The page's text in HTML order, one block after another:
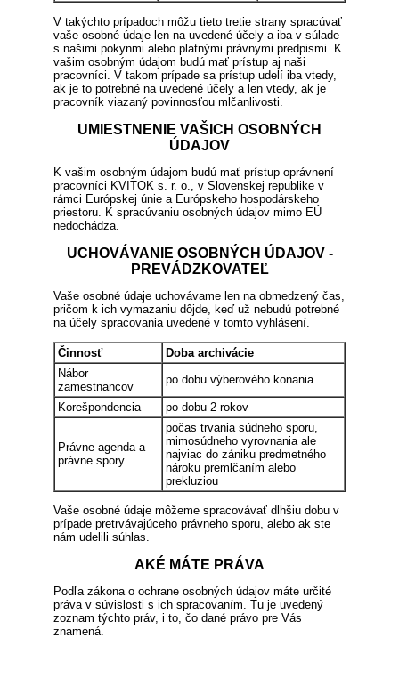
V takýchto prípadoch môžu tieto tretie strany spracúvať
vaše osobné údaje len na uvedené účely a iba v súlade
s našimi pokynmi alebo platnými právnymi predpismi. K
vašim osobným údajom budú mať prístup aj naši
pracovníci. V takom prípade sa prístup udelí iba vtedy,
ak je to potrebné na uvedené účely a len vtedy, ak je
pracovník viazaný povinnosťou mlčanlivosti.
UMIESTNENIE VAŠICH OSOBNÝCH
ÚDAJOV
K vašim osobným údajom budú mať prístup oprávnení
pracovníci KVITOK s. r. o., v Slovenskej republike v
rámci Európskej únie a Európskeho hospodárskeho
priestoru. K spracúvaniu osobných údajov mimo EÚ
nedochádza.
UCHOVÁVANIE OSOBNÝCH ÚDAJOV -
PREVÁDZKOVATEĽ
Vaše osobné údaje uchovávame len na obmedzený čas,
pričom k ich vymazaniu dôjde, keď už nebudú potrebné
na účely spracovania uvedené v tomto vyhlásení.
Činnosť
Doba archivácie
Nábor
zamestnancov
po dobu výberového konania
Korešpondencia po dobu 2 rokov
Právne agenda a
právne spory
počas trvania súdneho sporu,
mimosúdneho vyrovnania ale
najviac do zániku predmetného
nároku premlčaním alebo
prekluziou
Vaše osobné údaje môžeme spracovávať dlhšiu dobu v
prípade pretrvávajúceho právneho sporu, alebo ak ste
nám udelili súhlas.
AKÉ MÁTE PRÁVA
Podľa zákona o ochrane osobných údajov máte určité
práva v súvislosti s ich spracovaním. Tu je uvedený
zoznam týchto práv, i to, čo dané právo pre Vás
znamená.